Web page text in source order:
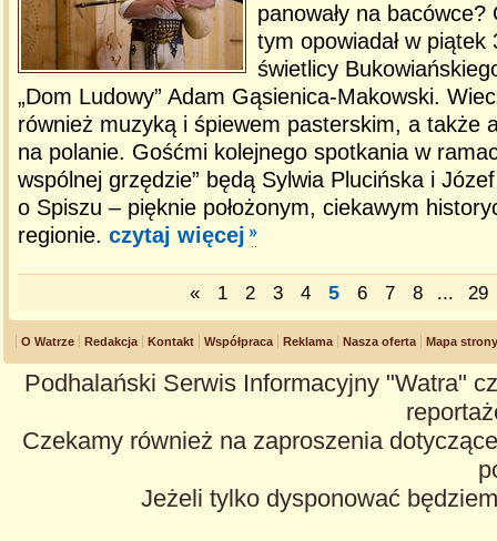
panowały na
tym opowiadał w piątek
świetlicy
„Dom Ludowy” Adam Gąsienica-Makowski.
również muzyką i śpiewem pasterskim, a także
na polanie. Gośćmi kolejnego spotkania w
wspólnej grzędzie” będą Sylwia Plucińska i
o Spiszu – pięknie położonym, ciekawym
regionie. czytaj więcej
« 1 2 3 4 5 6 7 8 ... 29
O Watrze Redakcja Kontakt Współpraca Reklama Nasza oferta Mapa strony
Podhalański Serwis Informacyjny "Watra"
Czekamy również na zaproszenia
Jeżeli tylko dysponować